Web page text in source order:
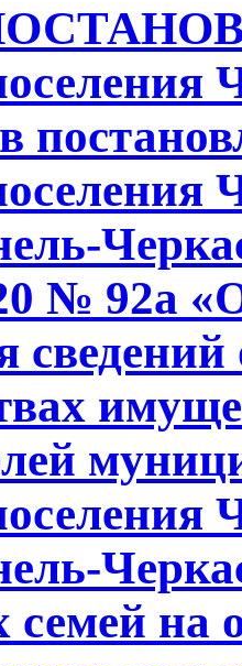
№ 92а
семей на